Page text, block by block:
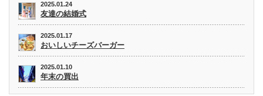
2025.01.24
友達の結婚式
2025.01.17
おいしいチーズバーガー
2025.01.10
年末の買出